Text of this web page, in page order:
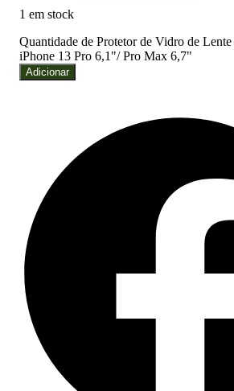
1 em stock
Quantidade de Protetor de Vidro de
iPhone 13 Pro 6,1"/ Pro Max 6,7"
Adicionar